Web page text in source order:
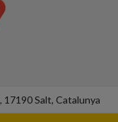
17190 Salt, Catalunya